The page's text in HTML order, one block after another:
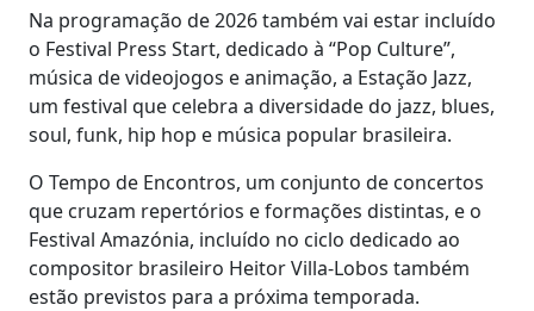
Na programação de 2026 também vai estar incluído
o Festival Press Start, dedicado à “Pop Culture”,
música de videojogos e animação, a Estação Jazz,
um festival que celebra a diversidade do jazz, blues,
soul, funk, hip hop e música popular brasileira.
O Tempo de Encontros, um conjunto de concertos
que cruzam repertórios e formações distintas, e o
Festival Amazónia, incluído no ciclo dedicado ao
compositor brasileiro Heitor Villa-Lobos também
estão previstos para a próxima temporada.